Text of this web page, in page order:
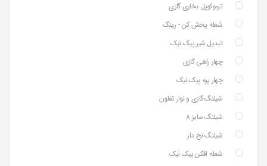
ترموکوپل بخاری گازی
شعله پخش کن - رینگ
تبدیل شیر پیک نیک
چهار راهی گازی
چهار پره پیک نیک
شیلنگ گازی و نوار تفلون
شیلنگ سایز 8
شیلنگ نخ دار
شعله افکن پیک نیک